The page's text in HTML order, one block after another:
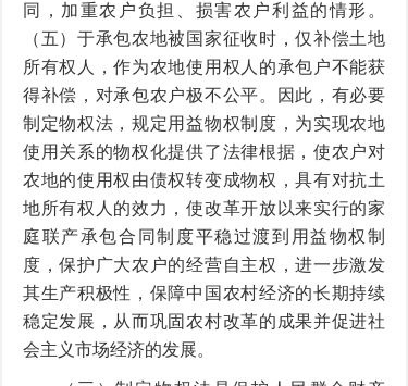
同，加重农户负担、损害农户利益的情形。
（五）于承包农地被国家征收时，仅补偿土地
所有权人，作为农地使用权人的承包户不能获
得补偿，对承包农户极不公平。因此，有必要
制定物权法，规定用益物权制度，为实现农地
使用关系的物权化提供了法律根据，使农户对
农地的使用权由债权转变成物权，具有对抗土
地所有权人的效力，使改革开放以来实行的家
庭联产承包合同制度平稳过渡到用益物权制
度，保护广大农户的经营自主权，进一步激发
其生产积极性，保障中国农村经济的长期持续
稳定发展，从而巩固农村改革的成果并促进社
会主义市场经济的发展。